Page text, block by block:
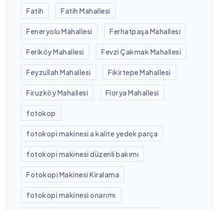
Fatih Fatih Mahallesi
Feneryolu Mahallesi Ferhatpaşa Mahallesi
Feriköy Mahallesi Fevzi Çakmak Mahallesi
Feyzullah Mahallesi Fikirtepe Mahallesi
Firuzköy Mahallesi Florya Mahallesi
fotokop
fotokopi makinesi a kalite yedek parça
fotokopi makinesi düzenli bakımı
Fotokopi Makinesi Kiralama
fotokopi makinesi onarımı